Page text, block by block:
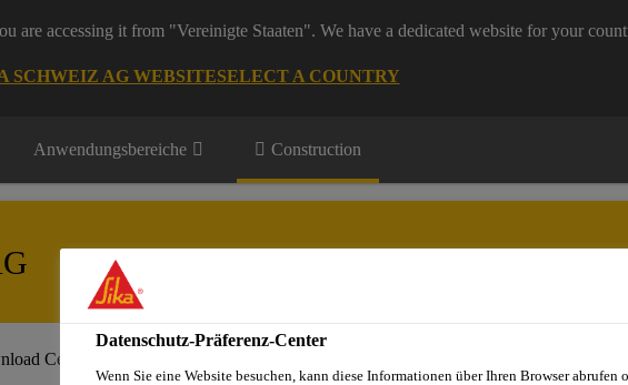
are accessing it from "Vereinigte Staaten". We have a dedicated website for your
SCHWEIZ AG WEBSITESELECT A COUNTRY
Anwendungsbereiche Construction
Center
Datenschutz-Präferenz-Center
Wenn Sie eine Website besuchen, kann diese Informationen über Ihren Browser abrufen